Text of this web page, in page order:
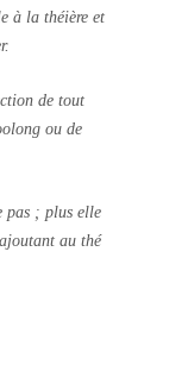
à la théière et
de tout
ou de
pas ; plus elle
au thé